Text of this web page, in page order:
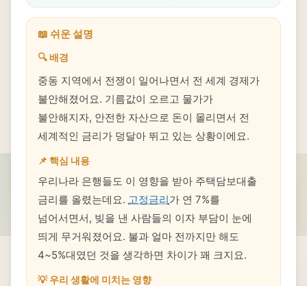
📖 쉬운 설명
🔍 배경
중동 지역에서 전쟁이 일어나면서 전 세계 경제가
불안해졌어요. 기름값이 오르고 물가가
불안해지자, 안전한 자산으로 돈이 몰리면서 전
세계적인 금리가 덩달아 뛰고 있는 상황이에요.
📌 핵심 내용
우리나라 은행들도 이 영향을 받아 주택담보대출
금리를 올렸는데요. 고정금리가 연 7%를
넘어서면서, 빚을 낸 사람들의 이자 부담이 눈에
띄게 무거워졌어요. 불과 얼마 전까지만 해도
4~5%대였던 것을 생각하면 차이가 꽤 크지요.
💡 우리 생활에 미치는 영향